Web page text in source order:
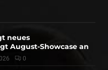
neues
August-Showcase an
0